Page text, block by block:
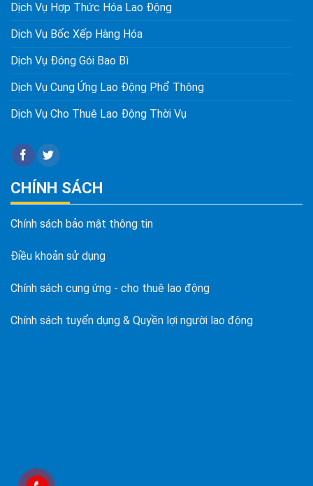
Dịch Vụ Hợp Thức Hóa Lao Động
Dịch Vụ Bốc Xếp Hàng Hóa
Dịch Vụ Đóng Gói Bao Bì
Dịch Vụ Cung Ứng Lao Động Phổ Thông
Dịch Vụ Cho Thuê Lao Động Thời Vụ
CHÍNH SÁCH
Chính sách bảo mật thông tin
Điều khoản sử dụng
Chính sách cung ứng - cho thuê lao động
Chính sách tuyển dụng & Quyền lợi người lao động